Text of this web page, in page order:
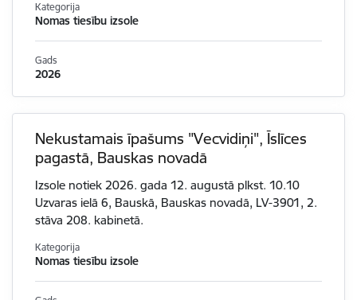
Kategorija
Nomas tiesību izsole
Gads
2026
Nekustamais īpašums "Vecvidiņi", Īslīces
pagastā, Bauskas novadā
Izsole notiek 2026. gada 12. augustā plkst. 10.10
Uzvaras ielā 6, Bauskā, Bauskas novadā, LV-3901, 2.
stāva 208. kabinetā.
Kategorija
Nomas tiesību izsole